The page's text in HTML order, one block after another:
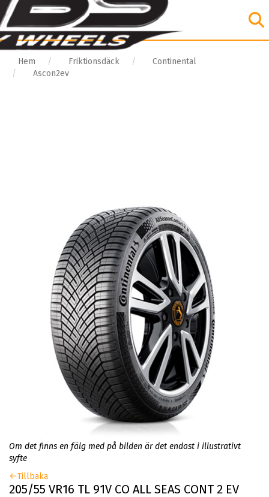
Hem Friktionsdäck
Continental
Ascon2ev
Om det finns en fälg med på bilden är det endast i illustrativt
syfte
Tillbaka
205/55 VR16 TL 91V CO ALL SEAS CONT 2 EV